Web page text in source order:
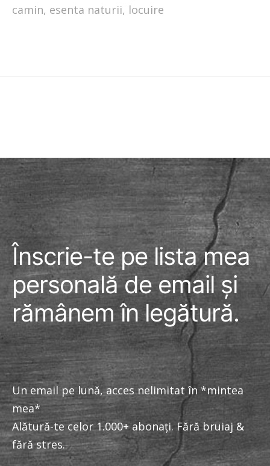
camin, esenta naturii, locuire
Înscrie-te pe lista mea
personală de email și
rămânem în legătură.
Un email pe lună, acces nelimitat în *mintea
mea*
Alătură-te celor 1.000+ abonați. Fără bruiaj &
fără stres.